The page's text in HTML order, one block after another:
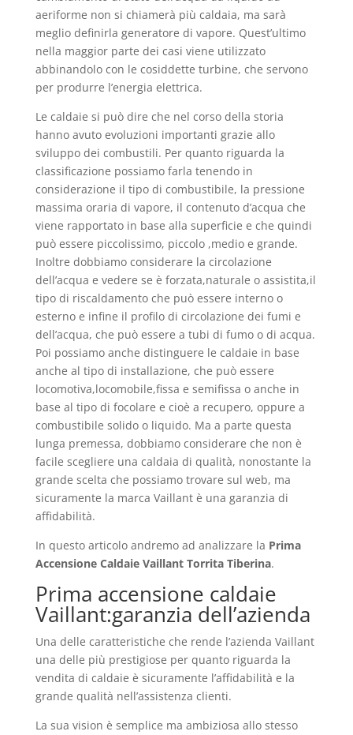
aeriforme non si chiamerà più caldaia, ma sarà
meglio definirla generatore di vapore. Quest’ultimo
nella maggior parte dei casi viene utilizzato
abbinandolo con le cosiddette turbine, che servono
per produrre l’energia elettrica.
Le caldaie si può dire che nel corso della storia
hanno avuto evoluzioni importanti grazie allo
sviluppo dei combustili. Per quanto riguarda la
classificazione possiamo farla tenendo in
considerazione il tipo di combustibile, la pressione
massima oraria di vapore, il contenuto d’acqua che
viene rapportato in base alla superficie e che quindi
può essere piccolissimo, piccolo ,medio e grande.
Inoltre dobbiamo considerare la circolazione
dell’acqua e vedere se è forzata,naturale o assistita,il
tipo di riscaldamento che può essere interno o
esterno e infine il profilo di circolazione dei fumi e
dell’acqua, che può essere a tubi di fumo o di acqua.
Poi possiamo anche distinguere le caldaie in base
anche al tipo di installazione, che può essere
locomotiva,locomobile,fissa e semifissa o anche in
base al tipo di focolare e cioè a recupero, oppure a
combustibile solido o liquido. Ma a parte questa
lunga premessa, dobbiamo considerare che non è
facile scegliere una caldaia di qualità, nonostante la
grande scelta che possiamo trovare sul web, ma
sicuramente la marca Vaillant è una garanzia di
affidabilità.
In questo articolo andremo ad analizzare la Prima
Accensione Caldaie Vaillant Torrita Tiberina.
Prima accensione caldaie
Vaillant:garanzia dell’azienda
Una delle caratteristiche che rende l’azienda Vaillant
una delle più prestigiose per quanto riguarda la
vendita di caldaie è sicuramente l’affidabilità e la
grande qualità nell’assistenza clienti.
La sua vision è semplice ma ambiziosa allo stesso